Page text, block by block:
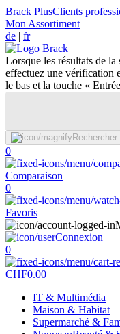
Brack PlusClients
Mon Assortiment
de | fr
Lorsque les résultats de
effectuez une vérification
le bas et la touche «
Rechercher
0
Comparaison
0
Favoris
Connexion
0
CHF0.00
IT & Multimédia
Maison & Habitat
Supermarché &